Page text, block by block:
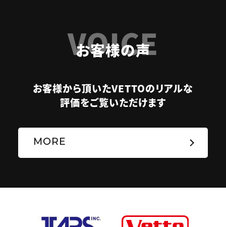
VOICE
お客様の声
お客様から頂いたVETTOのリアルな
評価をご覧いただけます
MORE